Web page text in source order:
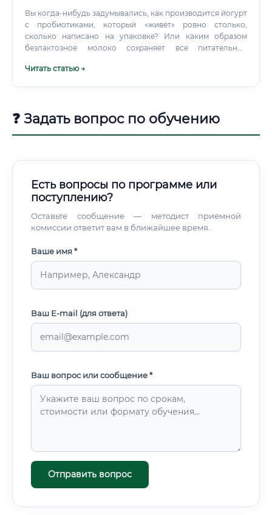
Вы когда-нибудь задумывались, как производится йогурт
с пробиотиками, который «живёт» ровно столько,
сколько написано на упаковке? Или каким образом
безлактозное молоко сохраняет все питательные
непереносимостью лактозы? Почему некоторые сыры
Читать статью →
❓ Задать вопрос по обучению
Есть вопросы по программе или
поступлению?
Оставьте сообщение — методист приемной
комиссии ответит вам в ближайшее время.
Ваше имя *
Ваш E-mail (для ответа)
Ваш вопрос или сообщение *
Отправить вопрос